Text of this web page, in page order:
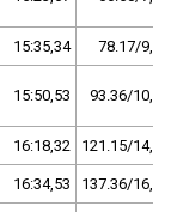
15:35,34 78.17/9,1
15:50,53 93.36/10,9
16:18,32 121.15/14,1
16:34,53 137.36/16,0